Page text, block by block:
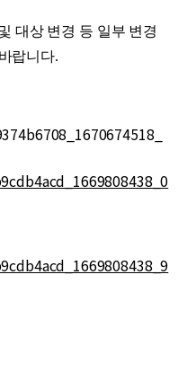
대상 변경 등 일부 변경
랍니다.